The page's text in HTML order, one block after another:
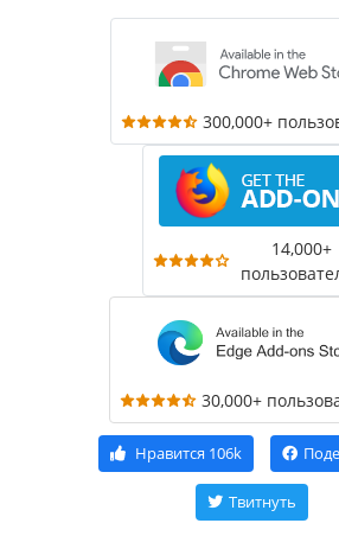
300,000+
14,000+
30,000+
Нравится 106k
Твитнуть